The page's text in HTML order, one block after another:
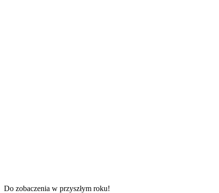
Do zobaczenia w przyszłym roku!